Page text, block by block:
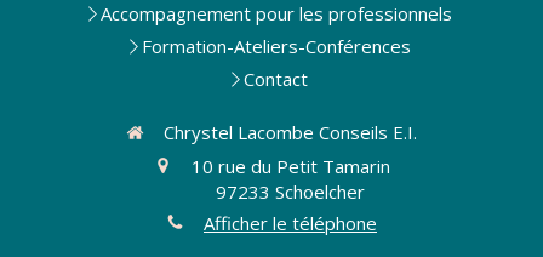
Accompagnement pour les professionnels
Formation-Ateliers-Conférences
Contact
Chrystel Lacombe Conseils E.I.
10 rue du Petit Tamarin
97233 Schoelcher
Afficher le téléphone